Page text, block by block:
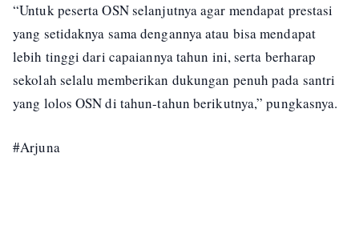
“Untuk peserta OSN selanjutnya agar mendapat prestasi
yang setidaknya sama dengannya atau bisa mendapat
lebih tinggi dari capaiannya tahun ini, serta berharap
sekolah selalu memberikan dukungan penuh pada santri
yang lolos OSN di tahun-tahun berikutnya,” pungkasnya.
#Arjuna